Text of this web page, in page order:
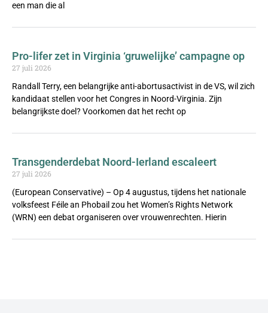
een man die al
Pro-lifer zet in Virginia ‘gruwelijke’ campagne op
27 juli 2026
Randall Terry, een belangrijke anti-abortusactivist in de VS, wil zich
kandidaat stellen voor het Congres in Noord-Virginia. Zijn
belangrijkste doel? Voorkomen dat het recht op
Transgenderdebat Noord-Ierland escaleert
27 juli 2026
(European Conservative) – Op 4 augustus, tijdens het nationale
volksfeest Féile an Phobail zou het Women’s Rights Network
(WRN) een debat organiseren over vrouwenrechten. Hierin